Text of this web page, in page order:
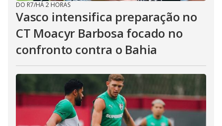
DO R7/HÁ 2 HORAS
Vasco intensifica preparação no
CT Moacyr Barbosa focado no
confronto contra o Bahia